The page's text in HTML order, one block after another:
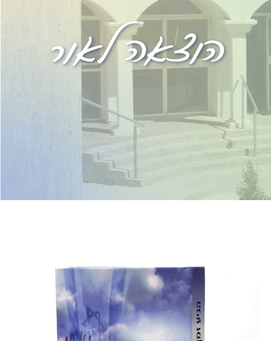
הוצאה לאור